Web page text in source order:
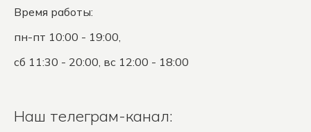
Время работы:
пн-пт 10:00 - 19:00,
сб 11:30 - 20:00, вс 12:00 - 18:00
Наш телеграм-канал: